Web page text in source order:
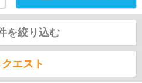
を絞り込む
エスト